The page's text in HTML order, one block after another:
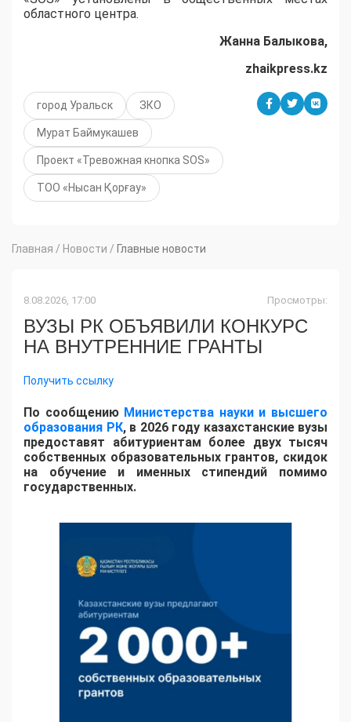
областного центра.
Жанна Балыкова,
zhaikpress.kz
город Уральск ЗКО
Мурат Баймукашев
Проект «Тревожная кнопка SOS»
ТОО «Нысан Қорғау»
Главная / Новости / Главные новости
8.08.2026, 17:00 Просмотры:
ВУЗЫ РК ОБЪЯВИЛИ КОНКУРС
НА ВНУТРЕННИЕ ГРАНТЫ
Получить ссылку
По сообщению Министерства науки и высшего
образования РК, в 2026 году казахстанские вузы
предоставят абитуриентам более двух тысяч
собственных образовательных грантов, скидок
на обучение и именных стипендий помимо
государственных.